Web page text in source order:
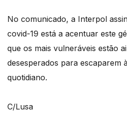
No comunicado, a Interpol
covid-19 está a acentuar este
que os mais vulneráveis estão
desesperados para escaparem
quotidiano.
C/Lusa